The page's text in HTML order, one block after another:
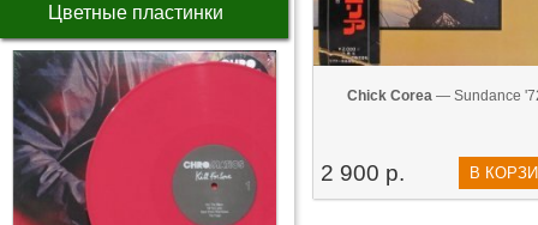
Цветные пластинки
Chick Corea— Sundance
2 900 р. В